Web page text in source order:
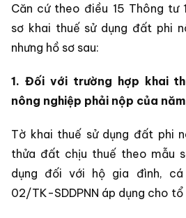
Căn cứ theo điều 15 Thông tư
sơ khai thuế sử dụng đất phi
nhưng hồ sơ sau:
1. Đối với trường hợp khai
nông nghiệp phải nộp của
Tờ khai thuế sử dụng đất phi
thửa đất chịu thuế theo mẫu
dụng đối với hộ gia đình,
02/TK-SDDPNN áp dụng cho tổ